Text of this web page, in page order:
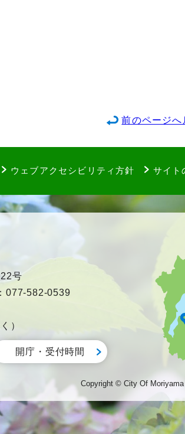
前のページへ
ウェブアクセシビリティ方針 サイト
号
077-582-0539
）
開庁・受付時間
Copyright © City Of